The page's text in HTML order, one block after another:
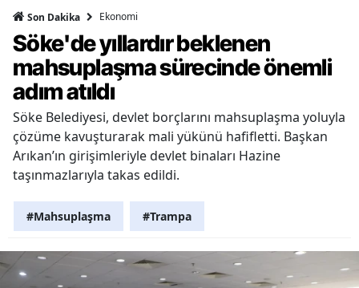
Son Dakika Ekonomi
Söke'de yıllardır beklenen
mahsuplaşma sürecinde önemli
adım atıldı
Söke Belediyesi, devlet borçlarını mahsuplaşma yoluyla
çözüme kavuşturarak mali yükünü hafifletti. Başkan
Arıkan’ın girişimleriyle devlet binaları Hazine
taşınmazlarıyla takas edildi.
#Mahsuplaşma #Trampa